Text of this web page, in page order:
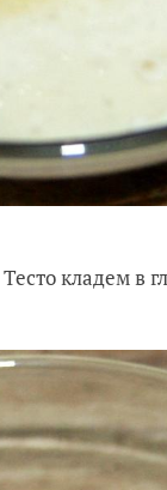
Тесто кладем в